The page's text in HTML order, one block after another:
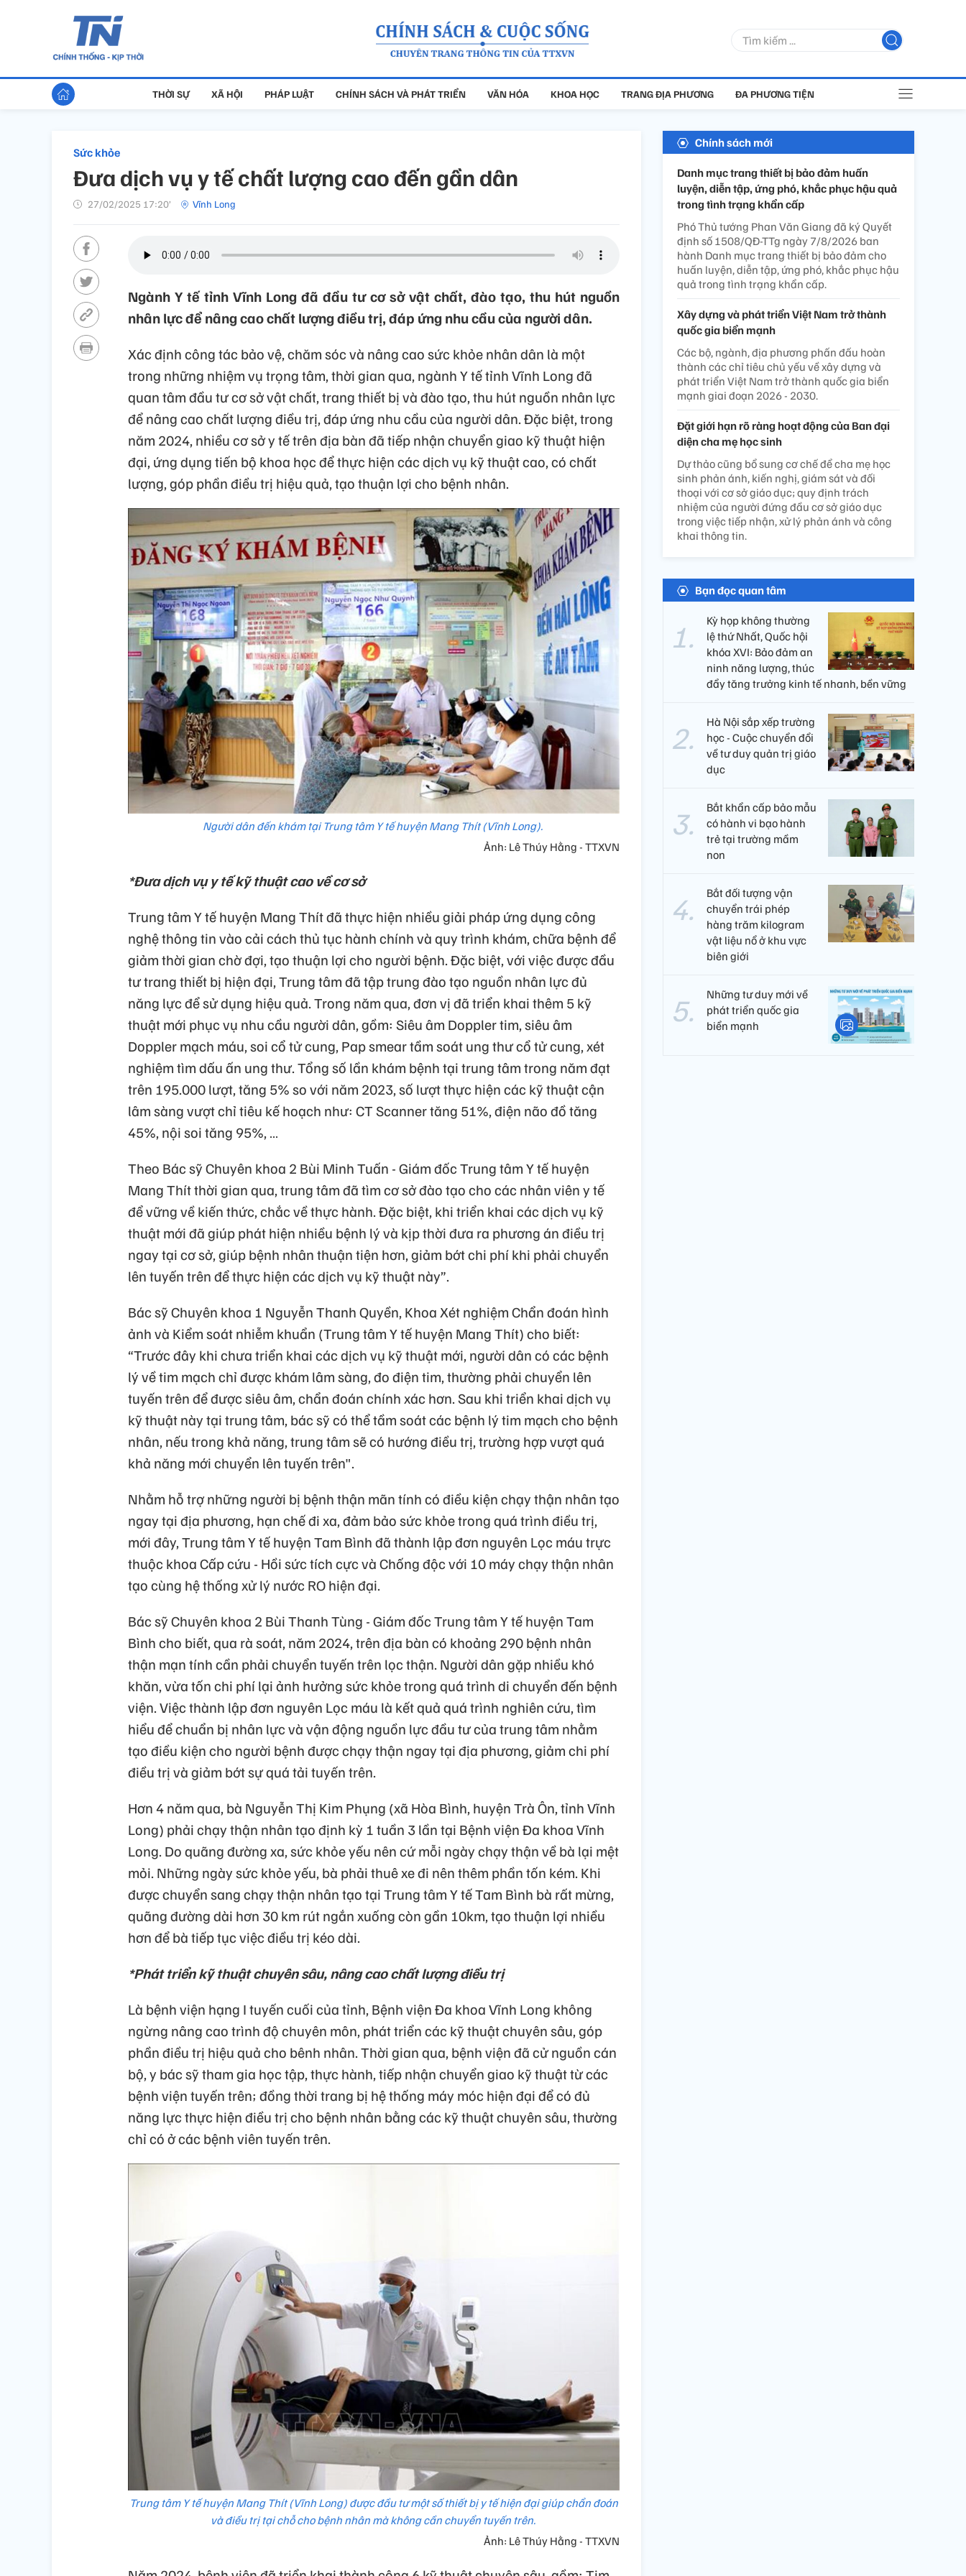
THỜI SỰ XÃ HỘI PHÁP LUẬT CHÍNH SÁCH VÀ PHÁT TRIỂN VĂN HÓA KHOA HỌC TRANG ĐỊA PHƯƠNG ĐA PHƯƠNG TIỆN
Sức khỏe
Đưa dịch vụ y tế chất lượng cao đến gần dân
27/02/2025 17:20’ Vĩnh Long
Ngành Y tế tỉnh Vĩnh Long đã đầu tư cơ sở vật chất, đào tạo, thu hút nguồn
nhân lực để nâng cao chất lượng điều trị, đáp ứng nhu cầu của người dân.
Xác định công tác bảo vệ, chăm sóc và nâng cao sức khỏe nhân dân là một
trong những nhiệm vụ trọng tâm, thời gian qua, ngành Y tế tỉnh Vĩnh Long đã
quan tâm đầu tư cơ sở vật chất, trang thiết bị và đào tạo, thu hút nguồn nhân lực
để nâng cao chất lượng điều trị, đáp ứng nhu cầu của người dân. Đặc biệt, trong
năm 2024, nhiều cơ sở y tế trên địa bàn đã tiếp nhận chuyển giao kỹ thuật hiện
đại, ứng dụng tiến bộ khoa học để thực hiện các dịch vụ kỹ thuật cao, có chất
lượng, góp phần điều trị hiệu quả, tạo thuận lợi cho bệnh nhân.
Người dân đến khám tại Trung tâm Y tế huyện Mang Thít (Vĩnh Long).
Ảnh: Lê Thúy Hằng - TTXVN
*Đưa dịch vụ y tế kỹ thuật cao về cơ sở
Trung tâm Y tế huyện Mang Thít đã thực hiện nhiều giải pháp ứng dụng công
nghệ thông tin vào cải cách thủ tục hành chính và quy trình khám, chữa bệnh để
giảm thời gian chờ đợi, tạo thuận lợi cho người bệnh. Đặc biệt, với việc được đầu
tư trang thiết bị hiện đại, Trung tâm đã tập trung đào tạo nguồn nhân lực đủ
năng lực để sử dụng hiệu quả. Trong năm qua, đơn vị đã triển khai thêm 5 kỹ
thuật mới phục vụ nhu cầu người dân, gồm: Siêu âm Doppler tim, siêu âm
Doppler mạch máu, soi cổ tử cung, Pap smear tầm soát ung thư cổ tử cung, xét
nghiệm tìm dấu ấn ung thư. Tổng số lần khám bệnh tại trung tâm trong năm đạt
trên 195.000 lượt, tăng 5% so với năm 2023, số lượt thực hiện các kỹ thuật cận
lâm sàng vượt chỉ tiêu kế hoạch như: CT Scanner tăng 51%, điện não đồ tăng
45%, nội soi tăng 95%, …
Theo Bác sỹ Chuyên khoa 2 Bùi Minh Tuấn - Giám đốc Trung tâm Y tế huyện
Mang Thít thời gian qua, trung tâm đã tìm cơ sở đào tạo cho các nhân viên y tế
để vững về kiến thức, chắc về thực hành. Đặc biệt, khi triển khai các dịch vụ kỹ
thuật mới đã giúp phát hiện nhiều bệnh lý và kịp thời đưa ra phương án điều trị
ngay tại cơ sở, giúp bệnh nhân thuận tiện hơn, giảm bớt chi phí khi phải chuyển
lên tuyến trên để thực hiện các dịch vụ kỹ thuật này”.
Bác sỹ Chuyên khoa 1 Nguyễn Thanh Quyền, Khoa Xét nghiệm Chẩn đoán hình
ảnh và Kiểm soát nhiễm khuẩn (Trung tâm Y tế huyện Mang Thít) cho biết:
“Trước đây khi chưa triển khai các dịch vụ kỹ thuật mới, người dân có các bệnh
lý về tim mạch chỉ được khám lâm sàng, đo điện tim, thường phải chuyển lên
tuyến trên để được siêu âm, chẩn đoán chính xác hơn. Sau khi triển khai dịch vụ
kỹ thuật này tại trung tâm, bác sỹ có thể tầm soát các bệnh lý tim mạch cho bệnh
nhân, nếu trong khả năng, trung tâm sẽ có hướng điều trị, trường hợp vượt quá
khả năng mới chuyển lên tuyến trên".
Nhằm hỗ trợ những người bị bệnh thận mãn tính có điều kiện chạy thận nhân tạo
ngay tại địa phương, hạn chế đi xa, đảm bảo sức khỏe trong quá trình điều trị,
mới đây, Trung tâm Y tế huyện Tam Bình đã thành lập đơn nguyên Lọc máu trực
thuộc khoa Cấp cứu - Hồi sức tích cực và Chống độc với 10 máy chạy thận nhân
tạo cùng hệ thống xử lý nước RO hiện đại.
Bác sỹ Chuyên khoa 2 Bùi Thanh Tùng - Giám đốc Trung tâm Y tế huyện Tam
Bình cho biết, qua rà soát, năm 2024, trên địa bàn có khoảng 290 bệnh nhân
thận mạn tính cần phải chuyển tuyến trên lọc thận. Người dân gặp nhiều khó
khăn, vừa tốn chi phí lại ảnh hưởng sức khỏe trong quá trình di chuyển đến bệnh
viện. Việc thành lập đơn nguyên Lọc máu là kết quả quá trình nghiên cứu, tìm
hiểu để chuẩn bị nhân lực và vận động nguồn lực đầu tư của trung tâm nhằm
tạo điều kiện cho người bệnh được chạy thận ngay tại địa phương, giảm chi phí
điều trị và giảm bớt sự quá tải tuyến trên.
Hơn 4 năm qua, bà Nguyễn Thị Kim Phụng (xã Hòa Bình, huyện Trà Ôn, tỉnh Vĩnh
Long) phải chạy thận nhân tạo định kỳ 1 tuần 3 lần tại Bệnh viện Đa khoa Vĩnh
Long. Do quãng đường xa, sức khỏe yếu nên cứ mỗi ngày chạy thận về bà lại mệt
mỏi. Những ngày sức khỏe yếu, bà phải thuê xe đi nên thêm phần tốn kém. Khi
được chuyển sang chạy thận nhân tạo tại Trung tâm Y tế Tam Bình bà rất mừng,
quãng đường dài hơn 30 km rút ngắn xuống còn gần 10km, tạo thuận lợi nhiều
hơn để bà tiếp tục việc điều trị kéo dài.
*Phát triển kỹ thuật chuyên sâu, nâng cao chất lượng điều trị
Là bệnh viện hạng I tuyến cuối của tỉnh, Bệnh viện Đa khoa Vĩnh Long không
ngừng nâng cao trình độ chuyên môn, phát triển các kỹ thuật chuyên sâu, góp
phần điều trị hiệu quả cho bênh nhân. Thời gian qua, bệnh viện đã cử nguồn cán
bộ, y bác sỹ tham gia học tập, thực hành, tiếp nhận chuyển giao kỹ thuật từ các
bệnh viện tuyến trên; đồng thời trang bị hệ thống máy móc hiện đại để có đủ
năng lực thực hiện điều trị cho bệnh nhân bằng các kỹ thuật chuyên sâu, thường
chỉ có ở các bệnh viên tuyến trên.
Trung tâm Y tế huyện Mang Thít (Vĩnh Long) được đầu tư một số thiết bị y tế hiện đại giúp chẩn đoán
và điều trị tại chỗ cho bệnh nhân mà không cần chuyển tuyến trên.
Ảnh: Lê Thúy Hằng - TTXVN
Chính sách mới
Danh mục trang thiết bị bảo đảm huấn
luyện, diễn tập, ứng phó, khắc phục hậu quả
trong tình trạng khẩn cấp
Phó Thủ tướng Phan Văn Giang đã ký Quyết
định số 1508/QĐ-TTg ngày 7/8/2026 ban
hành Danh mục trang thiết bị bảo đảm cho
huấn luyện, diễn tập, ứng phó, khắc phục hậu
quả trong tình trạng khẩn cấp.
Xây dựng và phát triển Việt Nam trở thành
quốc gia biển mạnh
Các bộ, ngành, địa phương phấn đấu hoàn
thành các chỉ tiêu chủ yếu về xây dựng và
phát triển Việt Nam trở thành quốc gia biển
mạnh giai đoạn 2026 - 2030.
Đặt giới hạn rõ ràng hoạt động của Ban đại
diện cha mẹ học sinh
Dự thảo cũng bổ sung cơ chế để cha mẹ học
sinh phản ánh, kiến nghị, giám sát và đối
thoại với cơ sở giáo dục; quy định trách
nhiệm của người đứng đầu cơ sở giáo dục
trong việc tiếp nhận, xử lý phản ánh và công
khai thông tin.
Bạn đọc quan tâm
Kỳ họp không thường
lệ thứ Nhất, Quốc hội
khóa XVI: Bảo đảm an
ninh năng lượng, thúc
đẩy tăng trưởng kinh tế nhanh, bền vững
Hà Nội sắp xếp trường
học - Cuộc chuyển đổi
về tư duy quản trị giáo
dục
Bắt khẩn cấp bảo mẫu
có hành vi bạo hành
trẻ tại trường mầm
non
Bắt đối tượng vận
chuyển trái phép
hàng trăm kilogram
vật liệu nổ ở khu vực
biên giới
Những tư duy mới về
phát triển quốc gia
biển mạnh